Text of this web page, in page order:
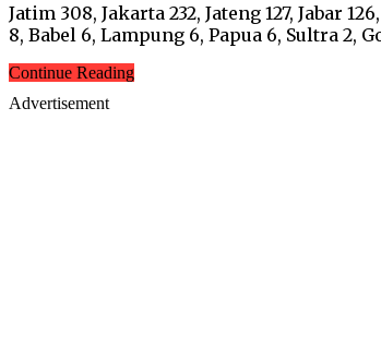
Jatim 308, Jakarta 232, Jateng 127, Jabar
8, Babel 6, Lampung 6, Papua 6, Sultra 2,
Continue Reading
Advertisement